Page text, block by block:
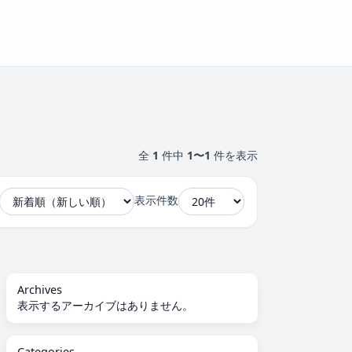
全 1 件中 1〜1 件を表示
表示件数
Archives
表示するアーカイブはありません。